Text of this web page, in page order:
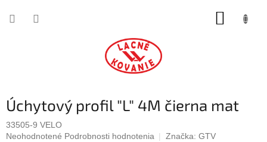
Úchytový profil "L" 4M čierna mat
33505-9 VELO
Priemerné
Neohodnotené Podrobnosti hodnotenia Značka: GTV